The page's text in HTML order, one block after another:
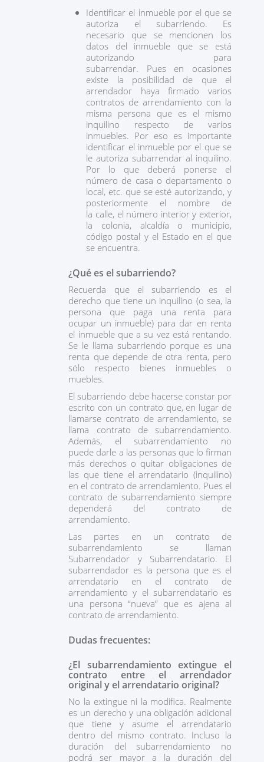
Identificar el inmueble por el que se
autoriza el subarriendo. Es
necesario que se mencionen los
datos del inmueble que se está
autorizando para
subarrendar. Pues en ocasiones
existe la posibilidad de que el
arrendador haya firmado varios
contratos de arrendamiento con la
misma persona que es el mismo
inquilino respecto de varios
inmuebles. Por eso es importante
identificar el inmueble por el que se
le autoriza subarrendar al inquilino.
Por lo que deberá ponerse el
número de casa o departamento o
local, etc. que se esté autorizando, y
posteriormente el nombre de
la calle, el número interior y exterior,
la colonia, alcaldía o municipio,
código postal y el Estado en el que
se encuentra.
¿Qué es el subarriendo?
Recuerda que el subarriendo es el
derecho que tiene un inquilino (o sea, la
persona que paga una renta para
ocupar un inmueble) para dar en renta
el inmueble que a su vez está rentando.
Se le llama subarriendo porque es una
renta que depende de otra renta, pero
sólo respecto bienes inmuebles o
muebles.
El subarriendo debe hacerse constar por
escrito con un contrato que, en lugar de
llamarse contrato de arrendamiento, se
llama contrato de subarrendamiento.
Además, el subarrendamiento no
puede darle a las personas que lo firman
más derechos o quitar obligaciones de
las que tiene el arrendatario (inquilino)
en el contrato de arrendamiento. Pues el
contrato de subarrendamiento siempre
dependerá del contrato de
arrendamiento.
Las partes en un contrato de
subarrendamiento se llaman
Subarrendador y Subarrendatario. El
subarrendador es la persona que es el
arrendatario en el contrato de
arrendamiento y el subarrendatario es
una persona “nueva” que es ajena al
contrato de arrendamiento.
Dudas frecuentes:
¿El subarrendamiento extingue el
contrato entre el arrendador
original y el arrendatario original?
No la extingue ni la modifica. Realmente
es un derecho y una obligación adicional
que tiene y asume el arrendatario
dentro del mismo contrato. Incluso la
duración del subarrendamiento no
podrá ser mayor a la duración del